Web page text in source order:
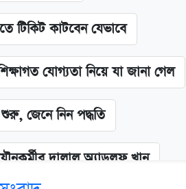
টিকিট কাটবেন যেভাবে
যোগ্যতা নিয়ে যা জানা গেল
জেনে নিন পদ্ধতি
দালাল অ্যাডলফ খান